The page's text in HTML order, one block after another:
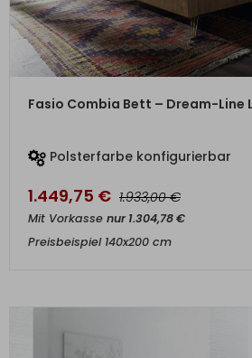
ZUM PRODUKT
Fasio Combia Bett – Dream-Line
Polsterfarbe konfigurierbar
1.449,75 € 1.933,00€
Mit Vorkasse nur1.304,78€
Preisbeispiel 140x200 cm